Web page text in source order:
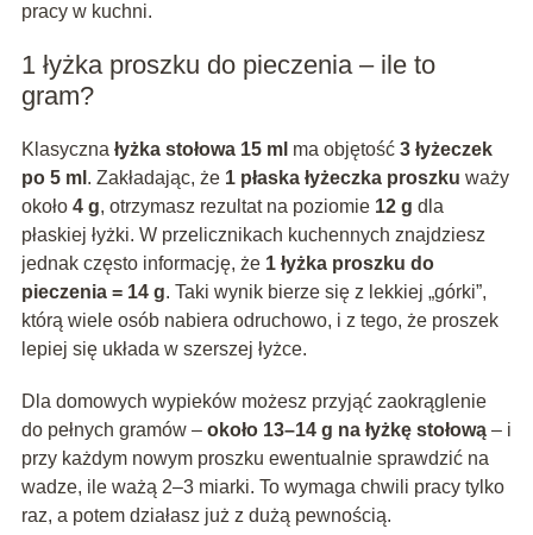
pracy w kuchni.
1 łyżka proszku do pieczenia – ile to
gram?
Klasyczna łyżka stołowa 15 ml ma objętość 3 łyżeczek
po 5 ml . Zakładając, że 1 płaska łyżeczka proszku waży
około 4 g, otrzymasz rezultat na poziomie 12 g dla
płaskiej łyżki. W przelicznikach kuchennych znajdziesz
jednak często informację, że 1 łyżka proszku do
pieczenia = 14 g. Taki wynik bierze się z lekkiej „górki”,
którą wiele osób nabiera odruchowo, i z tego, że proszek
lepiej się układa w szerszej łyżce.
Dla domowych wypieków możesz przyjąć zaokrąglenie
do pełnych gramów – około 13–14 g na łyżkę stołową– i
przy każdym nowym proszku ewentualnie sprawdzić na
wadze, ile ważą 2–3 miarki. To wymaga chwili pracy tylko
raz, a potem działasz już z dużą pewnością.